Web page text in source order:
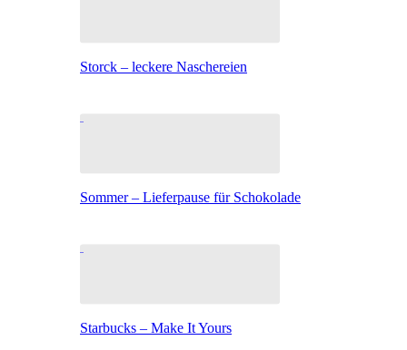
Storck – leckere Naschereien
Sommer – Lieferpause für Schokolade
Starbucks – Make It Yours